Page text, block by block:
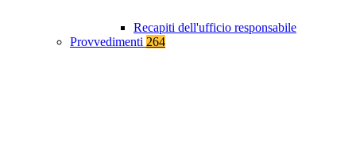
Recapiti dell'ufficio responsabile
Provvedimenti 264